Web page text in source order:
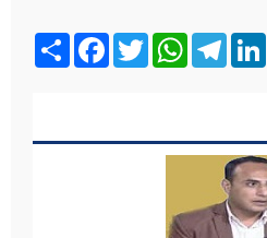
Share
FacebookTwitter
WhatsApp
Telegram
LinkedIn